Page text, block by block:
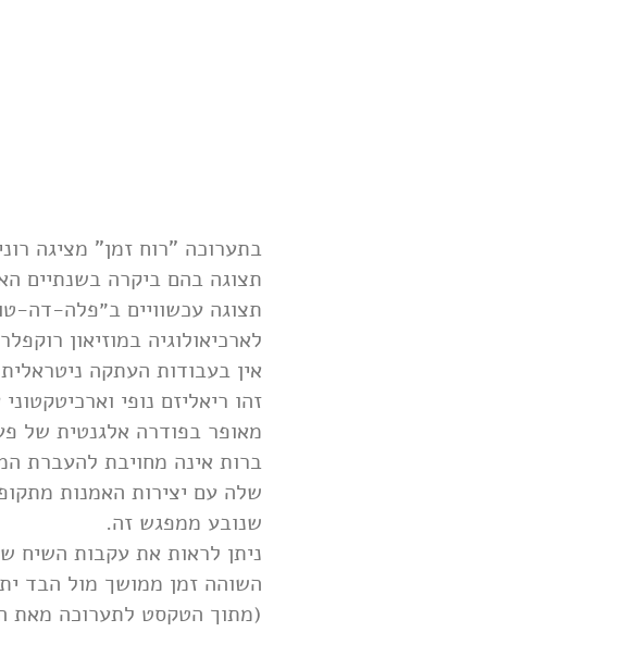
בתערוכה "רוח זמן" מציגה
תצוגה בהם ביקרה בשנתיים
תצוגה עכשוויים ב״פלה-דה-
לארכיאולוגיה במוזיאון
אין בעבודות העתקה
זהו ריאליזם נופי
מאופר בפודרה אלגנטית של
ברות אינה מחויבת להעברת
שלה עם יצירות האמנות
שנובע ממפגש זה.
ניתן לראות את עקבות השיח
השוהה זמן ממושך מול הבד
(מתוך הטקסט לתערוכה מאת